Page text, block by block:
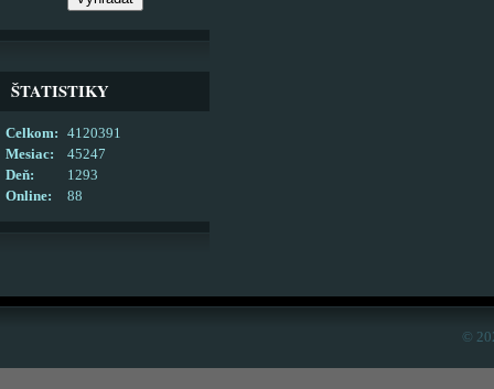
ŠTATISTIKY
Online: 88
Celkom:
4120391
Mesiac:
45247
Deň:
1293
©